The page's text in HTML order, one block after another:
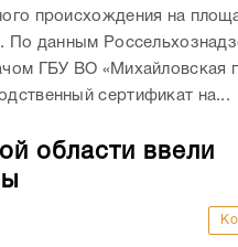
происхождения на
По данным
ГБУ ВО «Михайловская
сертификат на...
области ввели